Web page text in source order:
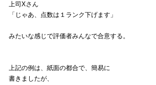
上司Xさん
「じゃあ、点数は１ランク下げます」
みたいな感じで評価者みんなで合意する。
上記の例は、紙面の都合で、簡易に
書きましたが、